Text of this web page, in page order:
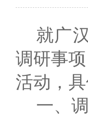
就广
调研事
活动，
一、